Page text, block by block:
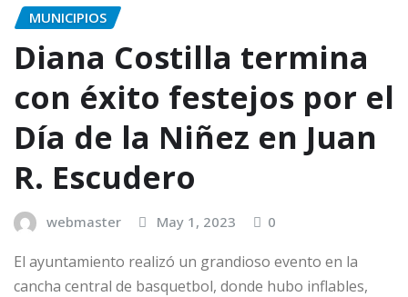
MUNICIPIOS
Diana Costilla termina
con éxito festejos por el
Día de la Niñez en Juan
R. Escudero
webmaster May 1, 2023 0
El ayuntamiento realizó un grandioso evento en la
cancha central de basquetbol, donde hubo inflables,